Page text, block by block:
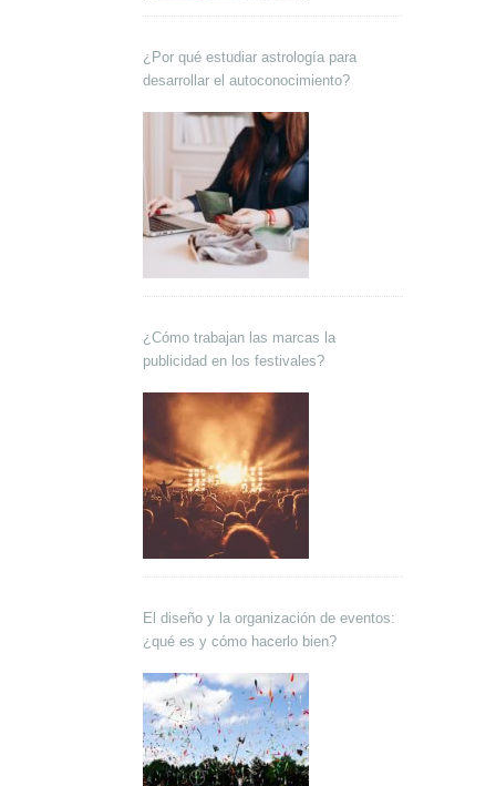
¿Por qué estudiar astrología para
desarrollar el autoconocimiento?
¿Cómo trabajan las marcas la
publicidad en los festivales?
El diseño y la organización de eventos:
¿qué es y cómo hacerlo bien?